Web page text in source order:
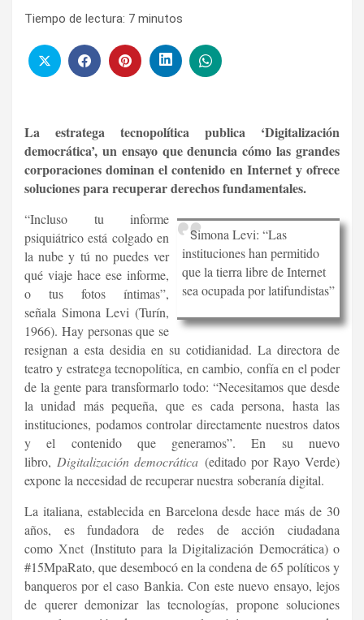
Tiempo de lectura: 7 minutos
La estratega tecnopolítica publica ‘Digitalización
democrática’, un ensayo que denuncia cómo las grandes
corporaciones dominan el contenido en Internet y ofrece
soluciones para recuperar derechos fundamentales.
Simona Levi: “Las
instituciones han permitido
que la tierra libre de Internet
sea ocupada por latifundistas”
“Incluso tu informe
psiquiátrico está colgado en
la nube y tú no puedes ver
qué viaje hace ese informe,
o tus fotos íntimas”,
señala Simona Levi (Turín,
1966). Hay personas que se
resignan a esta desidia en su cotidianidad. La directora de
teatro y estratega tecnopolítica, en cambio, confía en el poder
de la gente para transformarlo todo: “Necesitamos que desde
la unidad más pequeña, que es cada persona, hasta las
instituciones, podamos controlar directamente nuestros datos
y el contenido que generamos”. En su nuevo
libro, Digitalización democrática (editado por Rayo Verde)
expone la necesidad de recuperar nuestra soberanía digital.
La italiana, establecida en Barcelona desde hace más de 30
años, es fundadora de redes de acción ciudadana
comoXnet (Instituto para la Digitalización Democrática) o
#15MpaRato, que desembocó en la condena de 65 políticos y
banqueros por el caso Bankia. Con este nuevo ensayo, lejos
de querer demonizar las tecnologías, propone soluciones